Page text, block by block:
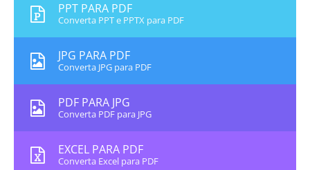
PPT PARA PDF
Converta PPT e PPTX para PDF
JPG PARA PDF
Converta JPG para PDF
PDF PARA JPG
Converta PDF para JPG
EXCEL PARA PDF
Converta Excel para PDF